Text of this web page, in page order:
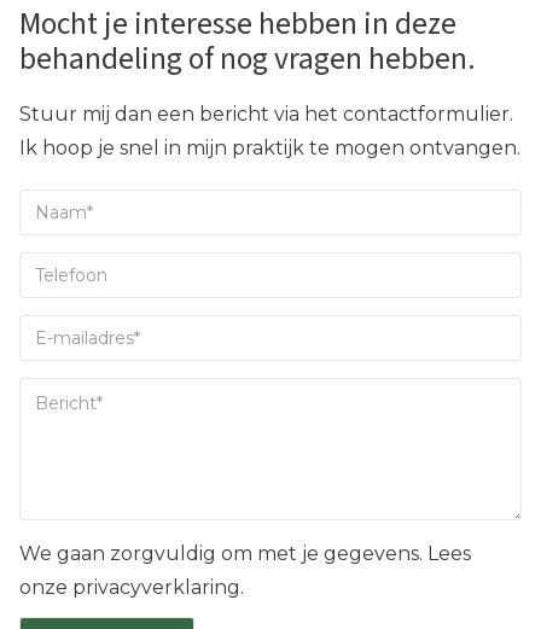
Mocht je interesse hebben in deze
behandeling of nog vragen hebben.
Stuur mij dan een bericht via het contactformulier.
Ik hoop je snel in mijn praktijk te mogen ontvangen.
We gaan zorgvuldig om met je gegevens. Lees
onze privacyverklaring.